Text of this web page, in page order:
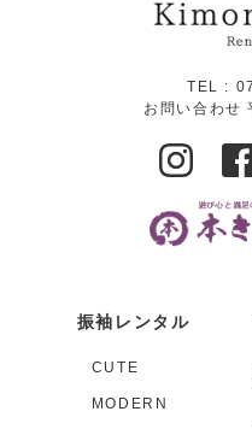
TEL :
お問い合わ
振袖レンタル
CUTE
MODERN